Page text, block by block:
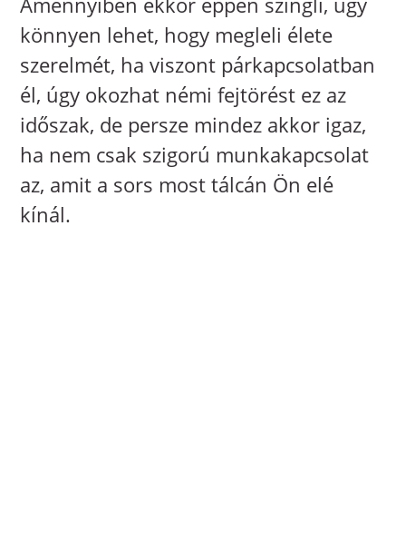
könnyen lehet, hogy megleli élete
szerelmét, ha viszont párkapcsolatban
él, úgy okozhat némi fejtörést ez az
időszak, de persze mindez akkor igaz,
ha nem csak szigorú munkakapcsolat
az, amit a sors most tálcán Ön elé
kínál.